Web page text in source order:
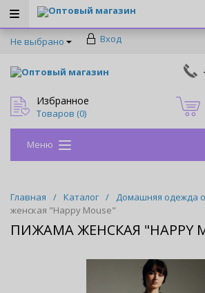
Оптовый магазин
Не выбрано Вход
Оптовый магазин
Избранное
Товаров (0)
Меню
Главная / Каталог / Домашняя одежда
женская "Happy Mouse"
ПИЖАМА ЖЕНСКАЯ "HAPPY